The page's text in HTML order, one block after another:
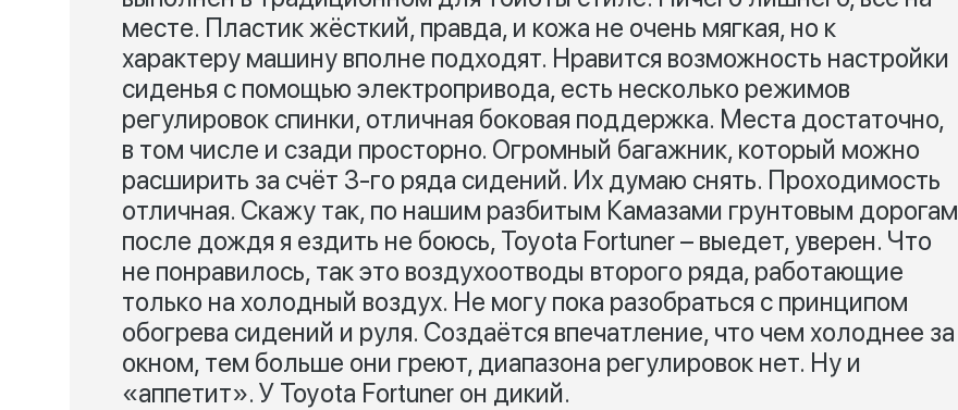
месте. Пластик жёсткий, правда, и кожа не очень мягкая, но к
характеру машину вполне подходят. Нравится возможность настройки
сиденья с помощью электропривода, есть несколько режимов
регулировок спинки, отличная боковая поддержка. Места достаточно,
в том числе и сзади просторно. Огромный багажник, который можно
расширить за счёт 3-го ряда сидений. Их думаю снять. Проходимость
отличная. Скажу так, по нашим разбитым Камазами грунтовым дорогам
после дождя я ездить не боюсь, Toyota Fortuner – выедет, уверен. Что
не понравилось, так это воздухоотводы второго ряда, работающие
только на холодный воздух. Не могу пока разобраться с принципом
обогрева сидений и руля. Создаётся впечатление, что чем холоднее за
окном, тем больше они греют, диапазона регулировок нет. Ну и
«аппетит». У Toyota Fortuner он дикий.